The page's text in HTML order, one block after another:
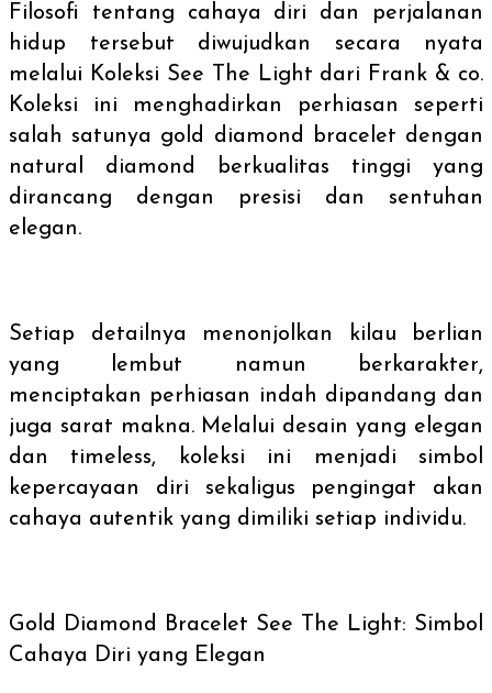
Filosofi tentang cahaya diri dan perjalanan
hidup tersebut diwujudkan secara nyata
melalui Koleksi See The Light dari Frank & co.
Koleksi ini menghadirkan perhiasan seperti
salah satunya gold diamond bracelet dengan
natural diamond
berkualitas tinggi yang
dirancang dengan presisi dan sentuhan
elegan.
Setiap detailnya menonjolkan kilau berlian
yang lembut namun berkarakter,
menciptakan perhiasan indah dipandang dan
juga sarat makna. Melalui desain yang elegan
dan timeless, koleksi ini menjadi simbol
kepercayaan diri sekaligus pengingat akan
cahaya autentik yang dimiliki setiap individu.
Gold Diamond Bracelet See The Light: Simbol
Cahaya Diri yang Elegan